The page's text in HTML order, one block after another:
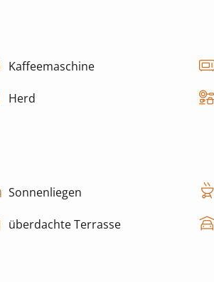
Kaffeemaschine
Herd
Sonnenliegen
überdachte Terrasse